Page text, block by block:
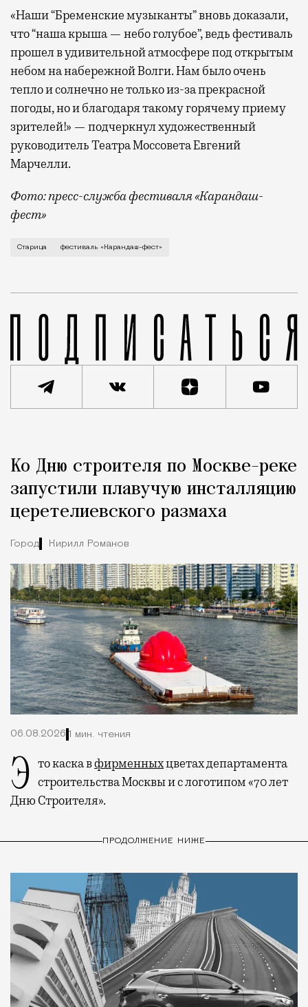
«Наши “Бременские музыканты” вновь доказали,
что “наша крыша — небо голубое”, ведь фестиваль
прошел в удивительной атмосфере под открытым
небом на набережной Волги. Нам было очень
тепло и солнечно не только из-за прекрасной
погоды, но и благодаря такому горячему приему
зрителей!» — подчеркнул художественный
руководитель Театра Моссовета Евгений
Марчелли.
Фото: пресс-служба фестиваля «Карандаш-
фест»
В минувший уикенд маленькая Старица в
Старица фестиваль «Карандаш-фест»
Город
Ко Дню строителя по Москве-реке
запустили плавучую инсталляцию
церетелиевского размаха
Город Кирилл Романов
06.08.2026 1 мин. чтения
Это каска вфирменныхцветах департамента
строительства Москвы и с логотипом «70 лет
Дню Строителя».
ПРОДОЛЖЕНИЕ НИЖЕ